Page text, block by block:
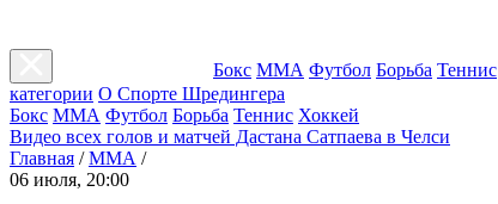
Бокс ММА Футбол Борьба Теннис
категории О Спорте Шредингера
Бокс ММА Футбол Борьба Теннис Хоккей
Видео всех голов и матчей Дастана Сатпаева в Челси
Главная / ММА /
06 июля, 20:00